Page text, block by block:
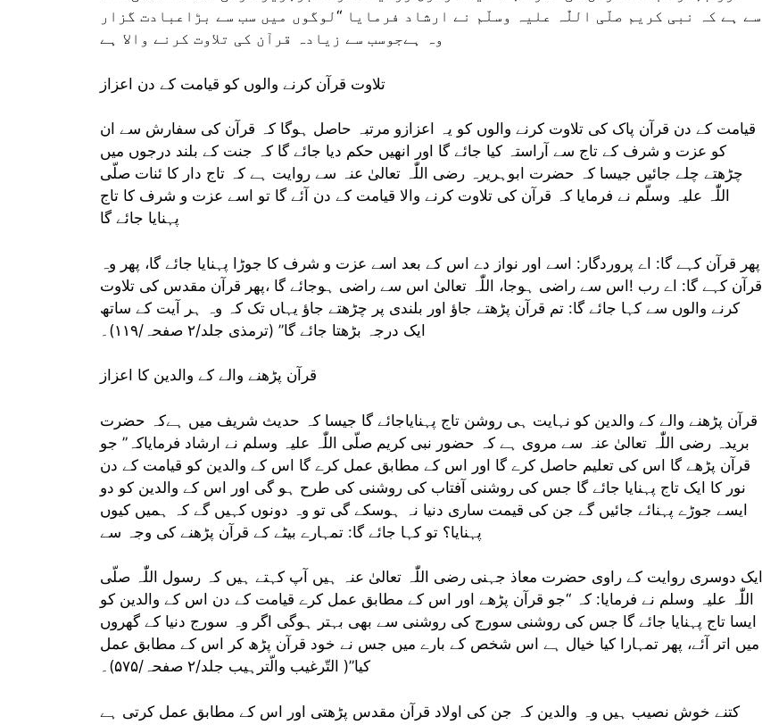
سے ہے کہ نبی کریم صلّی اللّٰہ علیہ وسلّم نے ارشاد فرمایا “لوگوں میں سب سے بڑاعبادت گزار
وہ ہےجوسب سے زیادہ قرآن کی تلاوت کرنے والا ہے
تلاوت قرآن کرنے والوں کو قیامت کے دن اعزاز
قیامت کے دن قرآن پاک کی تلاوت کرنے والوں کو یہ اعزازو مرتبہ حاصل ہوگا کہ قرآن کی سفارش سے ان
کو عزت و شرف کے تاج سے آراستہ کیا جائے گا اور انھیں حکم دیا جائے گا کہ جنت کے بلند درجوں میں
چڑھتے چلے جائیں جیسا کہ حضرت ابوہریرہ رضی اللّٰہ تعالیٰ عنہ سے روایت ہے کہ تاج دار کا ئنات صلّی
اللّٰہ علیہ وسلّم نے فرمایا کہ قرآن کی تلاوت کرنے والا قیامت کے دن آئے گا تو اسے عزت و شرف کا تاج
پہنایا جائے گا
پھر قرآن کہے گا: اے پروردگار: اسے اور نواز دے اس کے بعد اسے عزت و شرف کا جوڑا پہنایا جائے گا، پھر وہ
قرآن کہے گا: اے رب !اس سے راضی ہوجا، اللّٰہ تعالیٰ اس سے راضی ہوجائے گا ،پھر قرآن مقدس کی تلاوت
کرنے والوں سے کہا جائے گا: تم قرآن پڑھتے جاؤ اور بلندی پر چڑھتے جاؤ یہاں تک کہ وہ ہر آیت کے ساتھ
ایک درجہ بڑھتا جائے گا” (ترمذی جلد/۲ صفحہ/۱۱۹)۔
قرآن پڑھنے والے کے والدین کا اعزاز
قرآن پڑھنے والے کے والدین کو نہایت ہی روشن تاج پہنایاجائے گا جیسا کہ حدیث شریف میں ہےکہ حضرت
بریدہ رضی اللّٰہ تعالیٰ عنہ سے مروی ہے کہ حضور نبی کریم صلّی اللّٰہ علیہ وسلم نے ارشاد فرمایاکہ” جو
قرآن پڑھے گا اس کی تعلیم حاصل کرے گا اور اس کے مطابق عمل کرے گا اس کے والدین کو قیامت کے دن
نور کا ایک تاج پہنایا جائے گا جس کی روشنی آفتاب کی روشنی کی طرح ہو گی اور اس کے والدین کو دو
ایسے جوڑے پہنائے جائیں گے جن کی قیمت ساری دنیا نہ ہوسکے گی تو وہ دونوں کہیں گے کہ ہمیں کیوں
پہنایا؟ تو کہا جائے گا: تمہارے بیٹے کے قرآن پڑھنے کی وجہ سے
ایک دوسری روایت کے راوی حضرت معاذ جہنی رضی اللّٰہ تعالیٰ عنہ ہیں آپ کہتے ہیں کہ رسول اللّٰہ صلّی
اللّٰہ علیہ وسلم نے فرمایا: کہ “جو قرآن پڑھے اور اس کے مطابق عمل کرے قیامت کے دن اس کے والدین کو
ایسا تاج پہنایا جائے گا جس کی روشنی سورج کی روشنی سے بھی بہتر ہوگی اگر وہ سورج دنیا کے گھروں
میں اتر آئے، پھر تمہارا کیا خیال ہے اس شخص کے بارے میں جس نے خود قرآن پڑھ کر اس کے مطابق عمل
کیا”( التّرغیب والّترہیب جلد/۲ صفحہ/۵۷۵)۔
کتنے خوش نصیب ہیں وہ والدین کہ جن کی اولاد قرآن مقدس پڑھتی اور اس کے مطابق عمل کرتی ہے